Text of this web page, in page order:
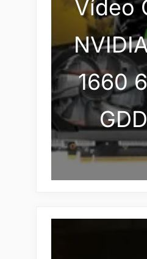
Vídeo
1660